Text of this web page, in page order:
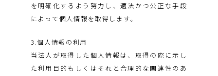
を明確化するよう努力し、適法かつ公正な手段
によって個人情報を取得します。
3.個人情報の利用
当法人が取得した個人情報は、取得の際に示し
た利用目的もしくはそれと合理的な関連性のあ